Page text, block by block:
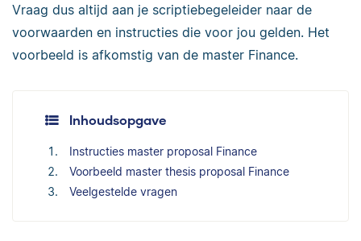
Vraag dus altijd aan je scriptiebegeleider naar de
voorwaarden en instructies die voor jou gelden. Het
voorbeeld is afkomstig van de master Finance.
Inhoudsopgave
Instructies master proposal Finance
Voorbeeld master thesis proposal Finance
Veelgestelde vragen